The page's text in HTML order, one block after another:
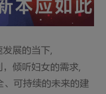
展的当下,
倾听妇女的需求,
、可持续的未来的建